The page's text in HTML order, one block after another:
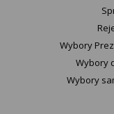
Wybory
Wybory
Wybory